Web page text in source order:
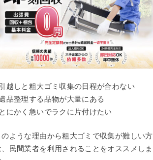
越しと粗大ゴミ収集の日程が合わない
品整理する品物が大量にある
にかく急いでラクに片付けたい
のような理由から粗大ゴミで収集が難しい方
、民間業者を利用されることをオススメしま